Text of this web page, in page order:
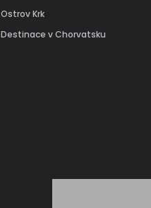
Ostrov Krk
Destinace v Chorvatsku